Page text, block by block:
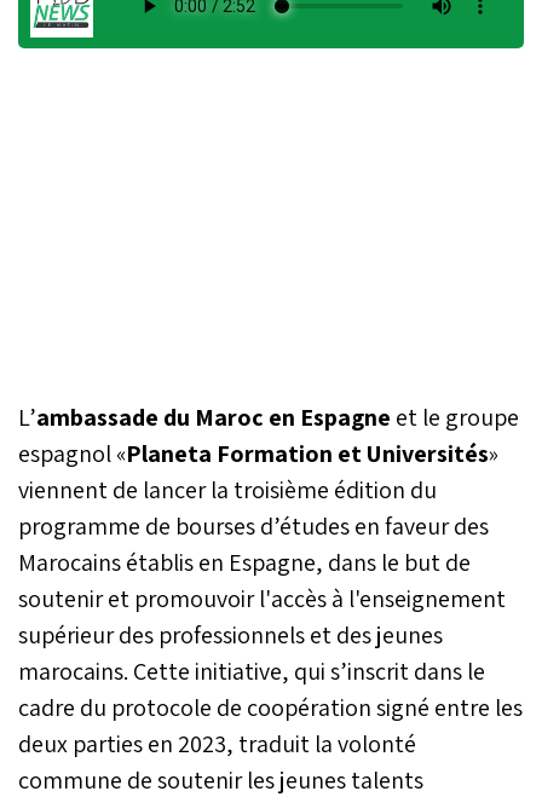
L’ambassade du Maroc en Espagne et le groupe
espagnol «Planeta Formation et Universités»
viennent de lancer la troisième édition du
programme de bourses d’études en faveur des
Marocains établis en Espagne, dans le but de
soutenir et promouvoir l'accès à l'enseignement
supérieur des professionnels et des jeunes
marocains. Cette initiative, qui s’inscrit dans le
cadre du protocole de coopération signé entre les
deux parties en 2023, traduit la volonté
commune de soutenir les jeunes talents